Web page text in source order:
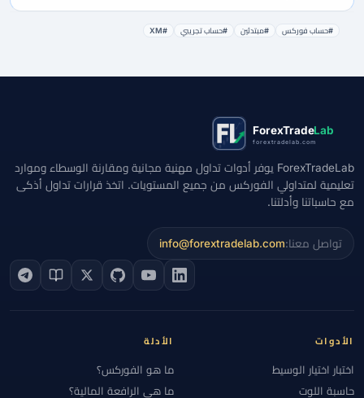
#حساب فوركس #مبتدئين #حساب تجريبي #XM
ForexTradeLab
forextradelab.com
ForexTradeLab يوفر أدوات تداول مهنية مجانية ومقارنة الوسطاء وموارد
تعليمية لمتداولي الفوركس من جميع المستويات. اتخذ قرارات تداول أذكى
مع حاسباتنا وأدلتنا.
تواصل معنا:info@forextradelab.com
الأدوات
اختبار اختيار الوسيط
حاسبة اللوت
الأدلة
ما هو الفوركس؟
ما هي الرافعة المالية؟